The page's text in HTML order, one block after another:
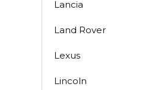
Lancia
Land Rover
Lexus
Lincoln